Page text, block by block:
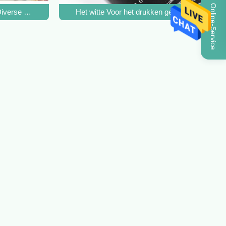
Online-Service
de Broodjes van het Etiketstickers van de Groottewijn
Het witte Voor het drukken geschikte Etiket